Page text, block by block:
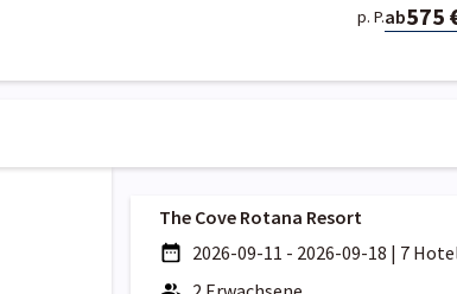
p. P.ab575
The Cove Rotana Resort
2026-09-11 - 2026-09-18 | 7